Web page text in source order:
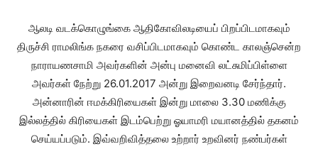
ஆலடி வடக்கொழுங்கை ஆதிகோவிலடியைப் பிறப்பிடமாகவும்
திருச்சி ராமலிங்க நகரை வசிப்பிடமாகவும் கொண்ட காலஞ்சென்ற
நாராயணசாமி அவர்களின் அன்பு மனைவி லட்சுமிப்பிள்ளை
அவர்கள் நேற்று 26.01.2017 அன்று இறைவனடி சேர்ந்தார்.
அன்னாரின் ஈமக்கிரியைகள் இன்று மாலை 3.30 மணிக்கு
இல்லத்தில் கிரியைகள் இடம்பெற்று ஓயாமரி மயானத்தில் தகனம்
செய்யப்படும். இவ்வறிவித்தலை உற்றார் உறவினர் நண்பர்கள்